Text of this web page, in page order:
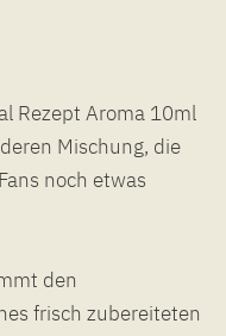
Rezept Aroma 10ml
Mischung, die
noch etwas
den
frisch zubereiteten